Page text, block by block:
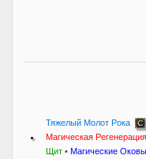
Тяжелый Молот Рока
Магическая Регенерация
Щит • Магические Оковы